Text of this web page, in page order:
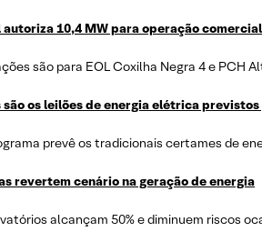
autoriza 10,4 MW para operação
são para EOL Coxilha Negra 4 e PCH
são os leilões de energia elétrica
prevê os tradicionais certames de
revertem cenário na geração de energia
alcançam 50% e diminuem riscos